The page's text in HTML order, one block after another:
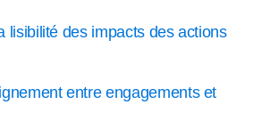
lisibilité des impacts des actions
entre engagements et